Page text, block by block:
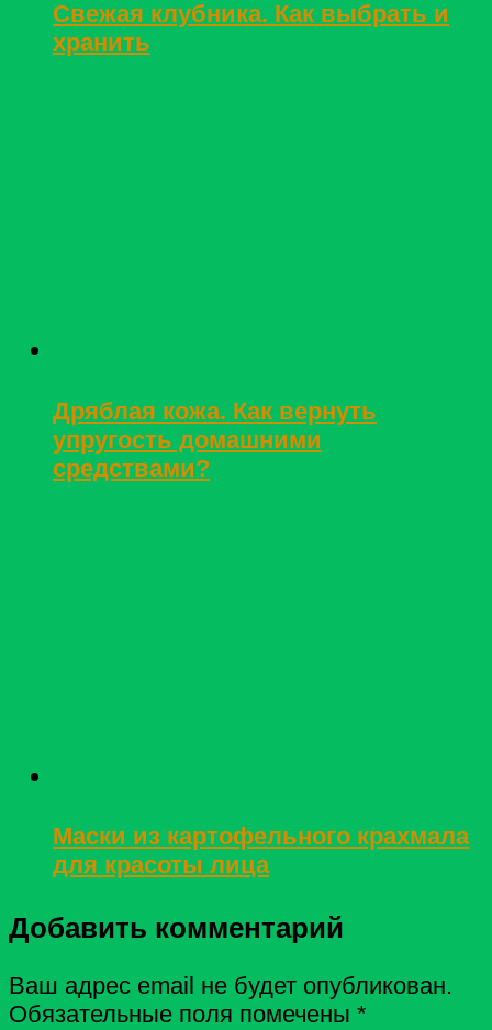
Свежая клубника. Как выбрать и
хранить
Дряблая кожа. Как вернуть
упругость домашними
средствами?
Маски из картофельного крахмала
для красоты лица
Добавить комментарий
Ваш адрес email не будет опубликован.
Обязательные поля помечены *